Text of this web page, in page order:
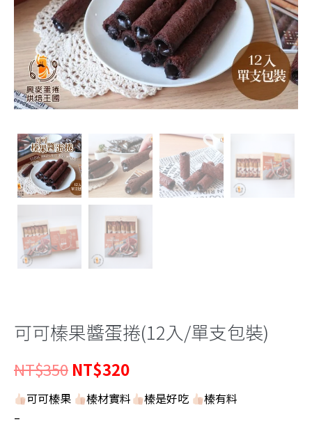
可可榛果醬蛋捲(12入/單支包裝)
NT$350 原
始
NT$320目
前
可可榛果 榛材實料 榛是好吃
榛有料
–